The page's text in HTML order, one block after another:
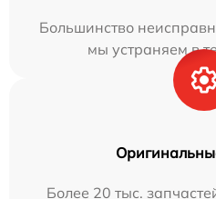
Большинство
мы устраняем в
Более 20 тыс.